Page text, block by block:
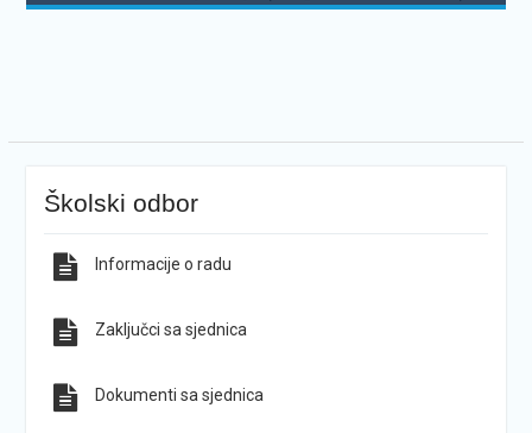
Školski odbor
Informacije o radu
Zaključci sa sjednica
Dokumenti sa sjednica